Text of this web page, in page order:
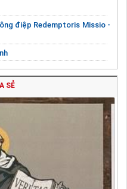
điệp Redemptoris Missio -
SẺ